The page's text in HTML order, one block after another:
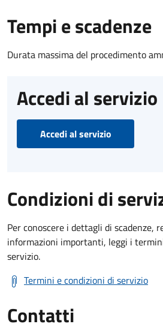
Tempi e scadenze
Durata massima del procedimento
Accedi al servizio
Accedi al servizio
Condizioni di
Per conoscere i dettagli di scadenze,
informazioni importanti, leggi i
servizio.
Termini e condizioni di servizio
Contatti